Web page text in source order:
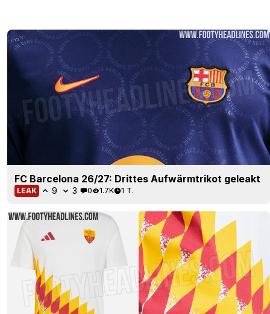
FC Barcelona 26/27: Drittes Aufwärmtrikot geleakt
LEAK 9 3 0 1.7K 1 T.